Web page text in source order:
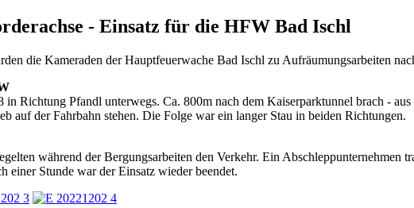
- Einsatz für die HFW Bad Ischl
die Kameraden der Hauptfeuerwache Bad Ischl zu Aufräumungsarbeiten
Richtung Pfandl unterwegs. Ca. 800m nach dem Kaiserparktunnel brach -
auf der Fahrbahn stehen. Die Folge war ein langer Stau in beiden Richtungen.
während der Bergungsarbeiten den Verkehr. Ein Abschleppunternehmen
einer Stunde war der Einsatz wieder beendet.